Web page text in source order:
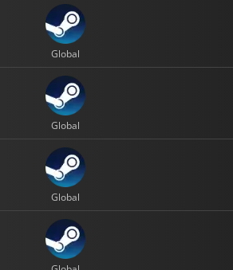
Global
Global
Global